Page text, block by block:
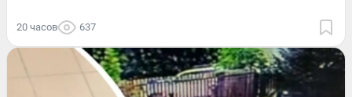
20 часов 637